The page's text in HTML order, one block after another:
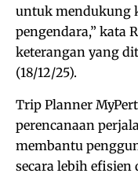
untuk mendukung
pengendara,” kata
keterangan yang
(18/12/25).
Trip Planner
perencanaan
membantu
secara lebih